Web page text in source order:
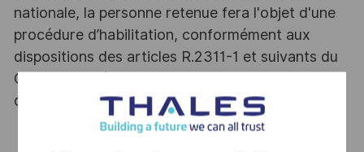
nationale, la personne retenue fera l'objet d'une
procédure d’habilitation, conformément aux
dispositions des articles R.2311-1 et suivants du
Code de la défense et de l’IGI 1300 SGDSN/PSE
du 09 août 2021.